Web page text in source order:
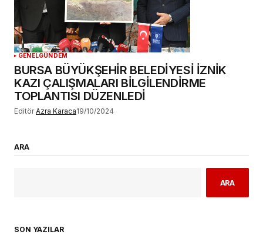
GENELGÜNDEM
BURSA BÜYÜKŞEHİR BELEDİYESİ İZNİK
KAZI ÇALIŞMALARI BİLGİLENDİRME
TOPLANTISI DÜZENLEDİ
Editör Azra Karaca19/10/2024
ARA
ARA
SON YAZILAR